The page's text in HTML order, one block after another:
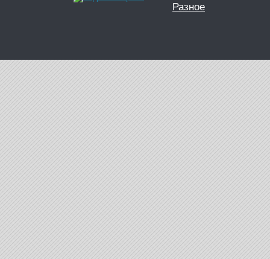
Разное